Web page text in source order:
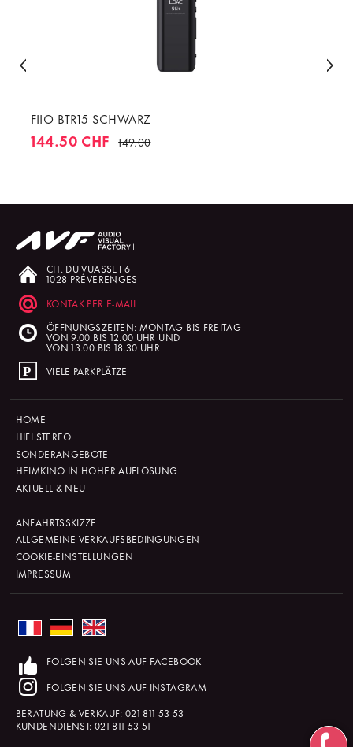
FIIO BTR15 SCHWARZ
144.50 CHF 149.00
CH. DU VUASSET 6
1028 PRÉVERENGES
KONTAK PER E-MAIL
ÖFFNUNGSZEITEN: MONTAG BIS FREITAG
VON 9.00 BIS 12.00 UHR UND
VON 13.00 BIS 18.30 UHR
VIELE PARKPLÄTZE
HOME
HIFI STEREO
SONDERANGEBOTE
HEIMKINO IN HOHER AUFLÖSUNG
AKTUELL & NEU
ANFAHRTSSKIZZE
ALLGEMEINE VERKAUFSBEDINGUNGEN
COOKIE-EINSTELLUNGEN
IMPRESSUM
FOLGEN SIE UNS AUF FACEBOOK
FOLGEN SIE UNS AUF INSTAGRAM
BERATUNG & VERKAUF: 021 811 53 53
KUNDENDIENST: 021 811 53 51